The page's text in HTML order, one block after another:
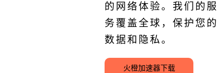
的网络体验。我们的服
务覆盖全球，保护您的
数据和隐私。
火橙加速器下载